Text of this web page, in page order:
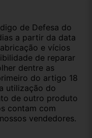
de Defesa do
a partir da data
e vícios
de reparar
dentre as
do artigo 18
utilização do
de outro produto
contam com
vendedores.